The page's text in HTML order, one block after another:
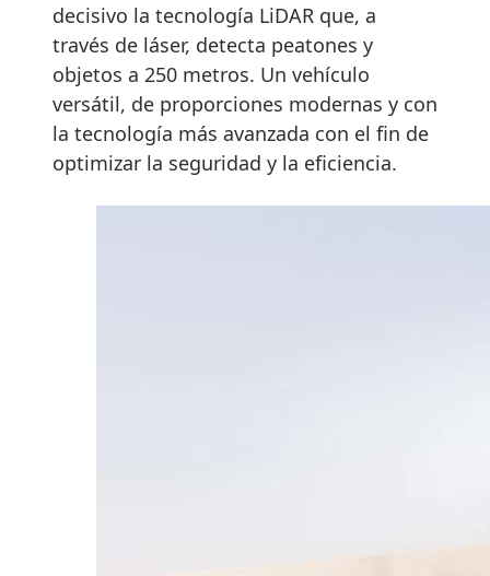
decisivo la tecnología LiDAR que, a
través de láser, detecta peatones y
objetos a 250 metros. Un vehículo
versátil, de proporciones modernas y con
la tecnología más avanzada con el fin de
optimizar la seguridad y la eficiencia.